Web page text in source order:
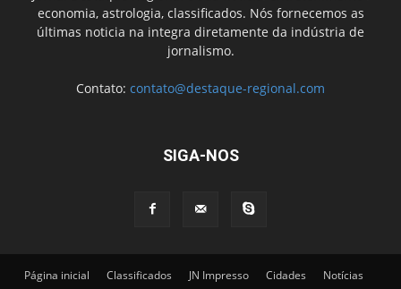
economia, astrologia, classificados. Nós fornecemos as
últimas noticia na integra diretamente da indústria de
jornalismo.
Contato: contato@destaque-regional.com
SIGA-NOS
Página inicial Classificados JN Impresso Cidades
Notícias